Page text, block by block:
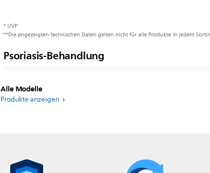
* UVP
**Die angezeigten technischen Daten gelten nicht für alle Produkte in jedem
Psoriasis-Behandlung
Alle Modelle
Produkte anzeigen